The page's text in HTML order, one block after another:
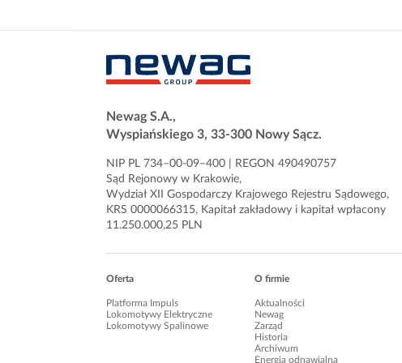
Newag S.A.,
Wyspiańskiego 3, 33-300 Nowy Sącz.
NIP PL 734–00-09–400 | REGON 490490757
Sąd Rejo­nowy w Kra­ko­wie,
Wydział XII Gospo­dar­czy Kra­jo­wego Reje­stru Sądo­wego,
KRS 0000066315, Kapi­tał zakła­dowy i kapi­tał wpła­cony
11.250.000,25 PLN
Oferta
Platforma Impuls
Lokomotywy Elektryczne
Lokomotywy Spalinowe
O firmie
Aktualności
Newag
Zarząd
Historia
Archiwum
Energia odnawialna